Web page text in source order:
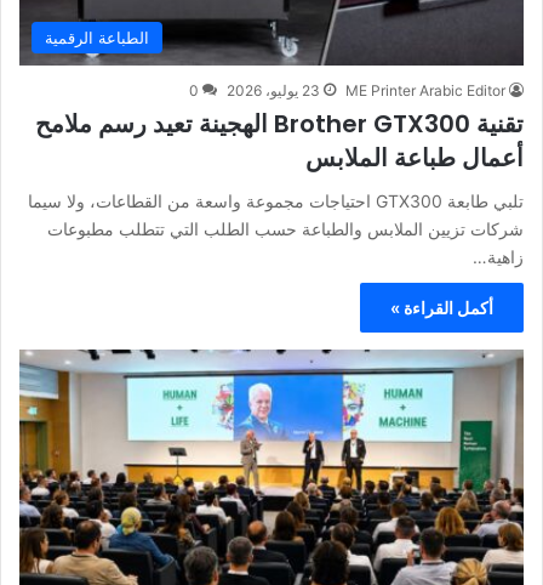
الطباعة الرقمية
ME Printer Arabic Editor 23 يوليو، 2026 0
تقنية Brother GTX300 الهجينة تعيد رسم ملامح
أعمال طباعة الملابس
تلبي طابعة GTX300 احتياجات مجموعة واسعة من القطاعات، ولا سيما
شركات تزيين الملابس والطباعة حسب الطلب التي تتطلب مطبوعات
زاهية…
أكمل القراءة »